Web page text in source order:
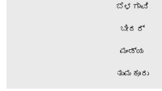
ಬೆಳಗಾವಿ
ಬೀದರ್
ಮಂಡ್ಯ
ತುಮಕೂರು